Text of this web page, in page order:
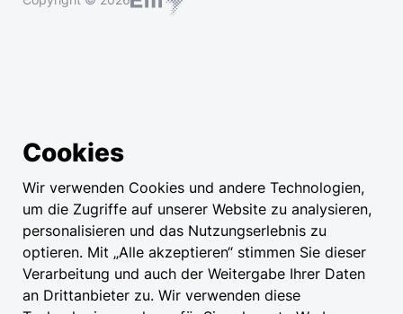
Cookies
Wir verwenden Cookies und andere Technologien,
um die Zugriffe auf unserer Website zu analysieren,
personalisieren und das Nutzungserlebnis zu
optieren. Mit „Alle akzeptieren“ stimmen Sie dieser
Verarbeitung und auch der Weitergabe Ihrer Daten
an Drittanbieter zu. Wir verwenden diese